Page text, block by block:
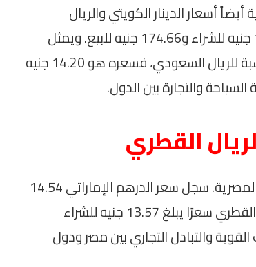
أسعار الدينار الكويتي والريال
السعودي. اليوم، بلغ سعر الدينار الكويتي 169.55 جنيه للشراء و174.66 جنيه للبيع. ويمثل
الدينار الكويتي عملة قوية في المنطقة. أما بالنسبة للريال السعودي، فسعره هو 14.20 جنيه
القطري
تعتبر العملات الخليجية عاملًا أساسيًا في السوق المصرية. سجل سعر الدرهم الإماراتي 14.54
جنيه للشراء و14.58 جنيه للبيع. بينما سجل الريال القطري سعرًا يبلغ 13.57 جنيه للشراء
القوية والتبادل التجاري بين مصر ودول